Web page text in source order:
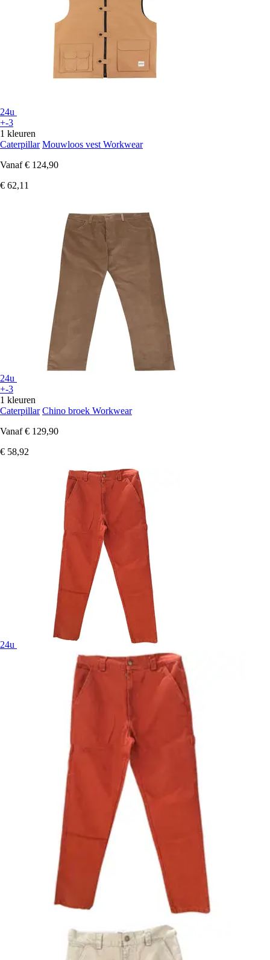
24u
+-3
1 kleuren
Caterpillar Mouwloos vest Workwear
Vanaf € 124,90
€ 62,11
24u
+-3
1 kleuren
Caterpillar Chino broek Workwear
Vanaf € 129,90
€ 58,92
24u